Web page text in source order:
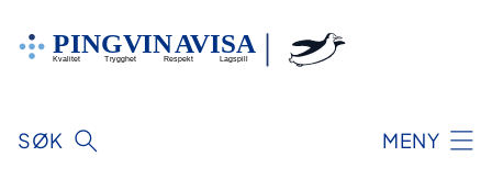
innhold
SØK MENY